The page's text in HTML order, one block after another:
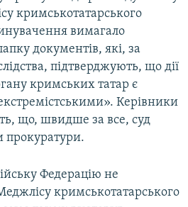
кримськотатарського
вимагало
документів, які, за
підтверджують, що дії
кримських татар є
Керівники
що, швидше за все, суд
прокуратури.
Федерацію не
кримськотатарського